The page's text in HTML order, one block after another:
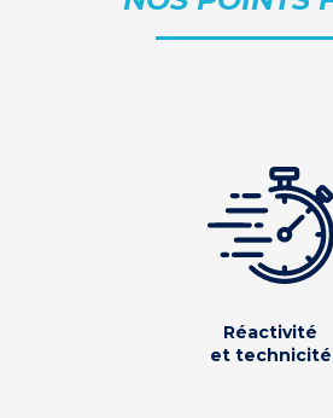
Réactivité
et technicité